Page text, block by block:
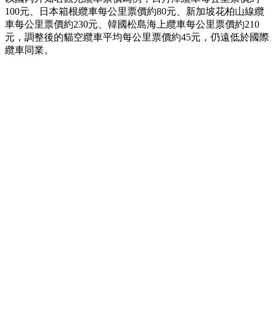
100元、日本箱根纜車每公里票價約80元、新加坡花柏山線纜
車每公里票價約230元、韓國松島海上纜車每公里票價約210
元，調整後的貓空纜車平均每公里票價約45元，仍遠低於國際
纜車同業。